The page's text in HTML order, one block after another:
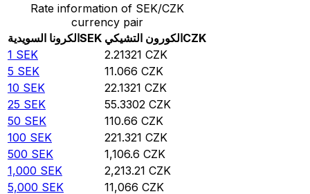
Rate information of SEK/CZK
currency pair
الكرونا السويديةSEK الكورون التشيكيCZK
1 SEK 2.21321 CZK
5 SEK 11.066 CZK
10 SEK 22.1321 CZK
25 SEK 55.3302 CZK
50 SEK 110.66 CZK
100 SEK 221.321 CZK
500 SEK 1,106.6 CZK
1,000 SEK 2,213.21 CZK
5,000 SEK 11,066 CZK